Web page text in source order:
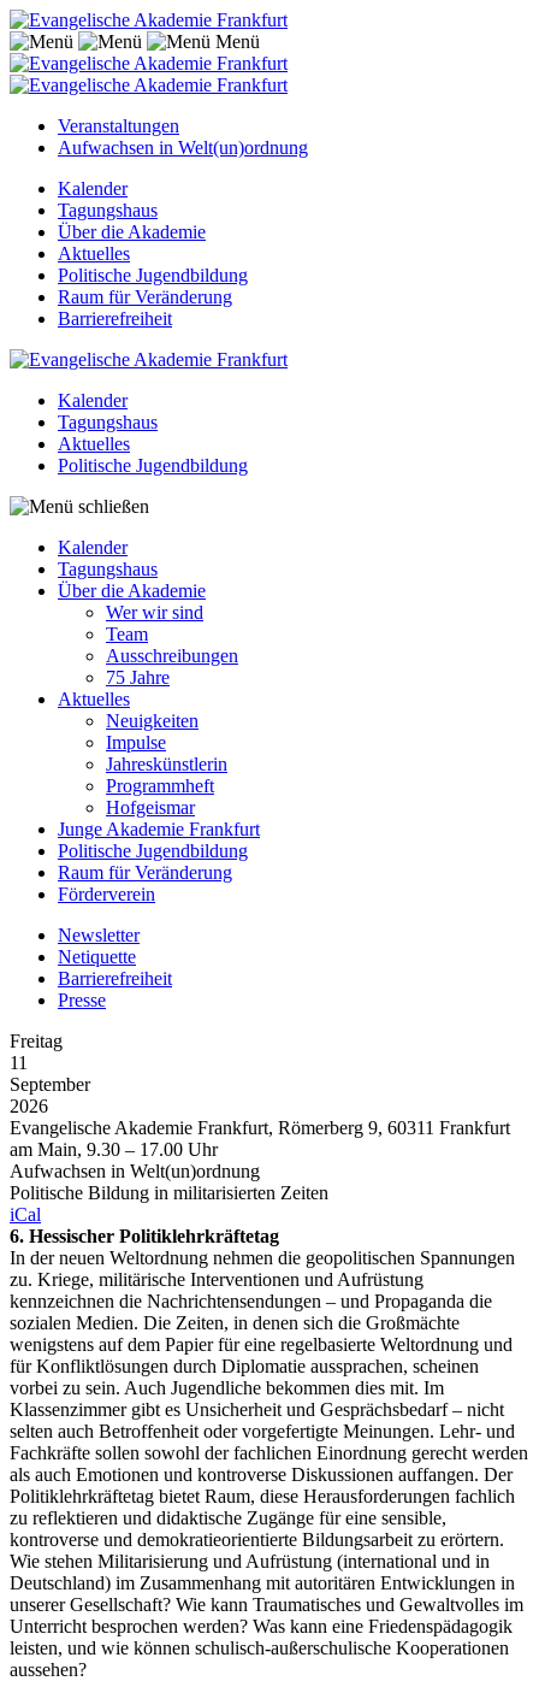
Menü
Veranstaltungen
Aufwachsen in Welt(un)ordnung
Kalender
Tagungshaus
Über die Akademie
Aktuelles
Politische Jugendbildung
Raum für Veränderung
Barrierefreiheit
Kalender
Tagungshaus
Aktuelles
Politische Jugendbildung
Kalender
Tagungshaus
Über die Akademie
Wer wir sind
Team
Ausschreibungen
75 Jahre
Aktuelles
Neuigkeiten
Impulse
Jahreskünstlerin
Programmheft
Hofgeismar
Junge Akademie Frankfurt
Politische Jugendbildung
Raum für Veränderung
Förderverein
Newsletter
Netiquette
Barrierefreiheit
Presse
Freitag
11
September
2026
Evangelische Akademie Frankfurt, Römerberg 9, 60311 Frankfurt
am Main, 9.30 – 17.00 Uhr
Aufwachsen in Welt(un)ordnung
Politische Bildung in militarisierten Zeiten
iCal
6. Hessischer Politiklehrkräftetag
In der neuen Weltordnung nehmen die geopolitischen Spannungen
zu. Kriege, militärische Interventionen und Aufrüstung
kennzeichnen die Nachrichtensendungen – und Propaganda die
sozialen Medien. Die Zeiten, in denen sich die Großmächte
wenigstens auf dem Papier für eine regelbasierte Weltordnung und
für Konfliktlösungen durch Diplomatie aussprachen, scheinen
vorbei zu sein. Auch Jugendliche bekommen dies mit. Im
Klassenzimmer gibt es Unsicherheit und Gesprächsbedarf – nicht
selten auch Betroffenheit oder vorgefertigte Meinungen. Lehr- und
Fachkräfte sollen sowohl der fachlichen Einordnung gerecht werden
als auch Emotionen und kontroverse Diskussionen auffangen. Der
Politiklehrkräftetag bietet Raum, diese Herausforderungen fachlich
zu reflektieren und didaktische Zugänge für eine sensible,
kontroverse und demokratieorientierte Bildungsarbeit zu erörtern.
Wie stehen Militarisierung und Aufrüstung (international und in
Deutschland) im Zusammenhang mit autoritären Entwicklungen in
unserer Gesellschaft? Wie kann Traumatisches und Gewaltvolles im
Unterricht besprochen werden? Was kann eine Friedenspädagogik
leisten, und wie können schulisch-außerschulische Kooperationen
aussehen?